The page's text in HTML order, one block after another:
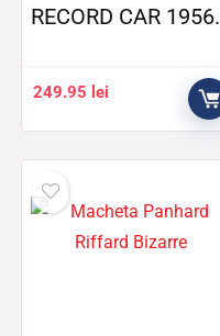
RECORD CAR 1956.
249.95 lei